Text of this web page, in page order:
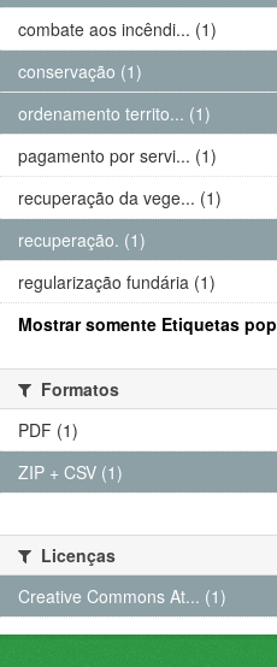
combate aos incêndi... (1)
conservação (1)
ordenamento territo... (1)
pagamento por servi... (1)
recuperação da vege... (1)
recuperação. (1)
regularização fundária (1)
Mostrar somente Etiquetas
Formatos
PDF (1)
ZIP + CSV (1)
Licenças
Creative Commons At... (1)